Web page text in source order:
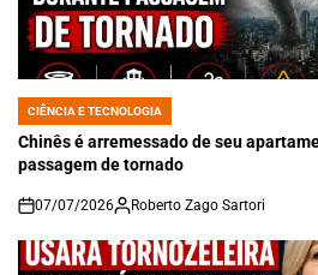
POSTED
IN
CIÊNCIA E TECNOLOGIA
Chinês é arremessado de seu
passagem de tornado
on
07/07/2026 Roberto Zago Sartori